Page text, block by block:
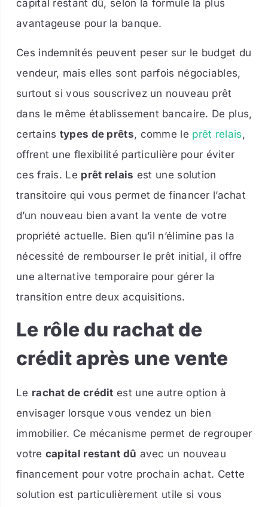
capital restant dû, selon la formule la plus
avantageuse pour la banque.
Ces indemnités peuvent peser sur le budget du
vendeur, mais elles sont parfois négociables,
surtout si vous souscrivez un nouveau prêt
dans le même établissement bancaire. De plus,
certains types de prêts, comme le prêt relais ,
offrent une flexibilité particulière pour éviter
ces frais. Le prêt relais est une solution
transitoire qui vous permet de financer l’achat
d’un nouveau bien avant la vente de votre
propriété actuelle. Bien qu’il n’élimine pas la
nécessité de rembourser le prêt initial, il offre
une alternative temporaire pour gérer la
transition entre deux acquisitions.
Le rôle du rachat de
crédit après une vente
Le rachat de crédit est une autre option à
envisager lorsque vous vendez un bien
immobilier. Ce mécanisme permet de regrouper
votre capital restant dû avec un nouveau
financement pour votre prochain achat. Cette
solution est particulièrement utile si vous